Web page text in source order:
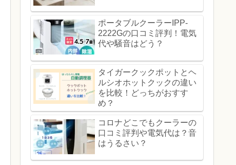
ポータブルクーラーIPP-
2222Gの口コミ評判！電気
代や騒音はどう？
タイガークックポットとヘ
ルシオホットクックの違い
を比較！どっちがおすす
め？
コロナどこでもクーラーの
口コミ評判や電気代は？音
はうるさい？